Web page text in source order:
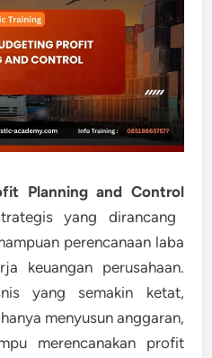
Planning and Control
yang dirancang
perencanaan laba
keuangan perusahaan.
yang semakin ketat,
menyusun anggaran,
merencanakan profit